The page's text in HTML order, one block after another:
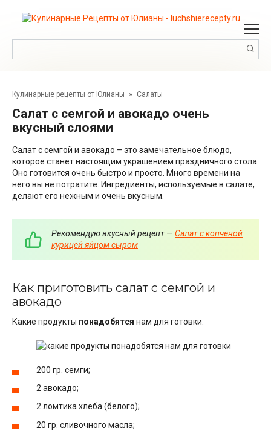
Кулинарные рецепты от Юлианы » Салаты
Салат с семгой и авокадо очень
вкусный слоями
Салат с семгой и авокадо – это замечательное блюдо,
которое станет настоящим украшением праздничного стола.
Оно готовится очень быстро и просто. Много времени на
него вы не потратите. Ингредиенты, используемые в салате,
делают его нежным и очень вкусным.
Рекомендую вкусный рецепт — Салат с копченой
курицей яйцом сыром
Как приготовить салат с семгой и
авокадо
Какие продукты понадобятся нам для готовки:
200 гр. семги;
2 авокадо;
2 ломтика хлеба (белого);
20 гр. сливочного масла;